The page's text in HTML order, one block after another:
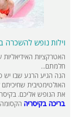
וילות נופש להשכרה
האטרקציות
חלמתם...
הנה הגיע הרגע שבו
האולטימטיבית
את הנופש אליכם.
בריכה בקיסריה